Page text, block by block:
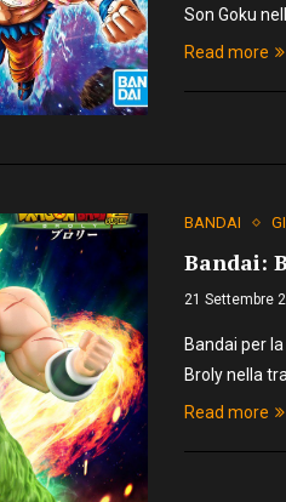
Son Goku
Read more
BANDAI
Bandai:
21 Settembre
Bandai per
Broly nella
Read more